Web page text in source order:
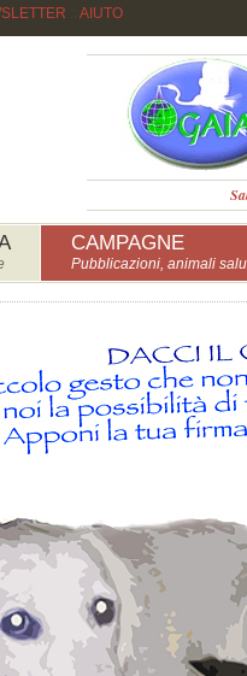
AIUTO
CAMPAGNE
Pubblicazioni, animali